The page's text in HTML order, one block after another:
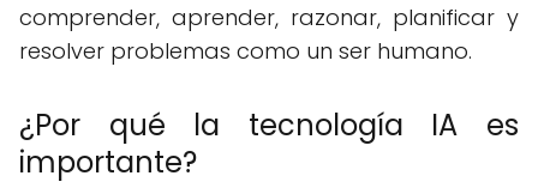
comprender, aprender, razonar, planificar y
resolver problemas como un ser humano.
¿Por qué la tecnología IA es
importante?